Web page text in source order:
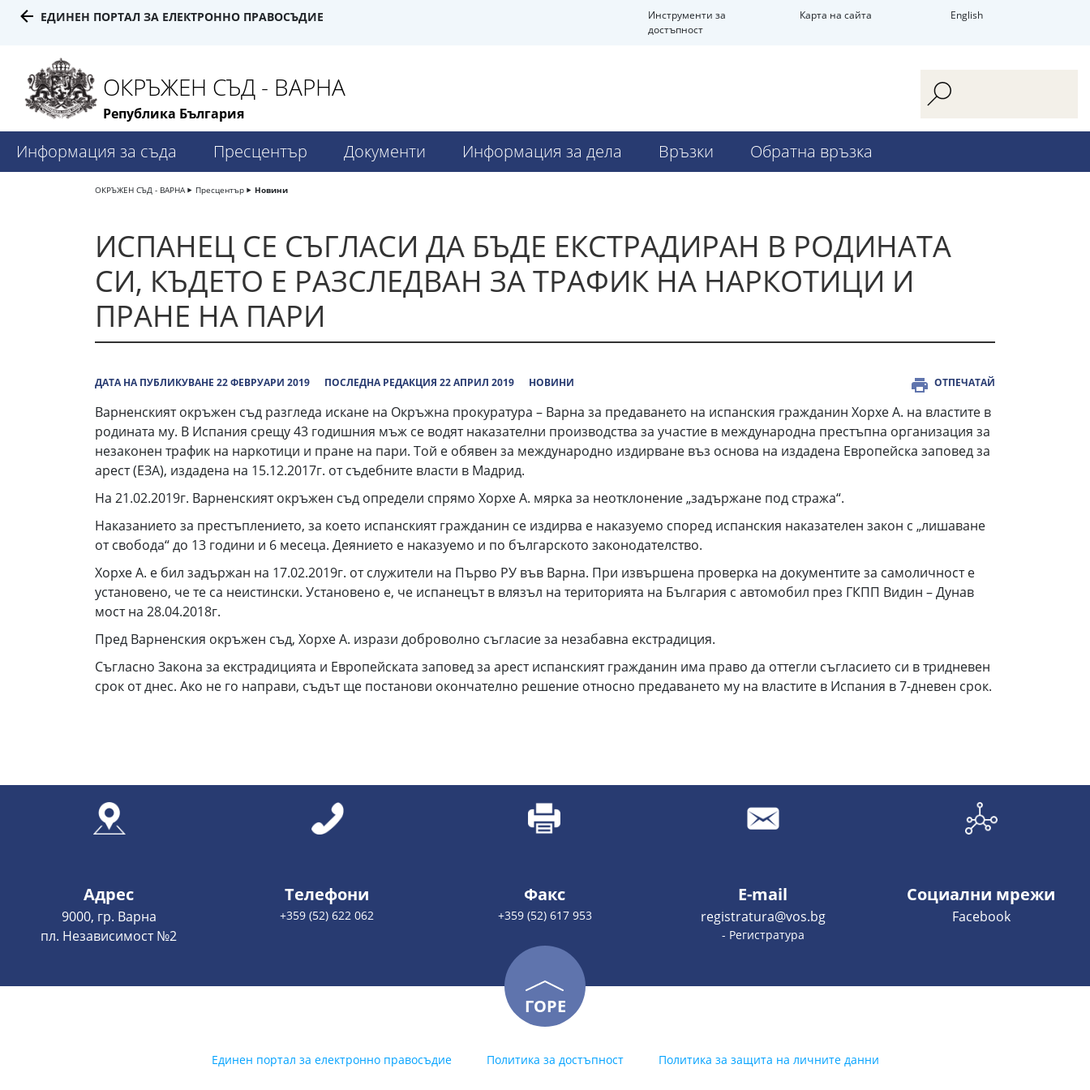
ЕДИНЕН ПОРТАЛ ЗА ЕЛЕКТРОННО ПРАВОСЪДИЕ
Инструменти за
достъпност
Карта на сайта English
ОКРЪЖЕН СЪД - ВАРНА
Република България
Информация за съда Пресцентър Документи Информация за дела Връзки Обратна връзка
ОКРЪЖЕН СЪД - ВАРНА Пресцентър Новини
ИСПАНЕЦ СЕ СЪГЛАСИ ДА БЪДЕ ЕКСТРАДИРАН В РОДИНАТА
СИ, КЪДЕТО Е РАЗСЛЕДВАН ЗА ТРАФИК НА НАРКОТИЦИ И
ПРАНЕ НА ПАРИ
ДАТА НА ПУБЛИКУВАНЕ 22 ФЕВРУАРИ 2019 ПОСЛЕДНА РЕДАКЦИЯ 22 АПРИЛ 2019 НОВИНИ ОТПЕЧАТАЙ
Варненският окръжен съд разгледа искане на Окръжна прокуратура – Варна за предаването на испанския гражданин Хорхе А. на властите в
родината му. В Испания срещу 43 годишния мъж се водят наказателни производства за участие в международна престъпна организация за
незаконен трафик на наркотици и пране на пари. Той е обявен за международно издирване въз основа на издадена Европейска заповед за
арест (EЗА), издадена на 15.12.2017г. от съдебните власти в Мадрид.
На 21.02.2019г. Варненският окръжен съд определи спрямо Хорхе А. мярка за неотклонение „задържане под стража“.
Наказанието за престъплението, за което испанският гражданин се издирва е наказуемо според испанския наказателен закон с „лишаване
от свобода“ до 13 години и 6 месеца. Деянието е наказуемо и по българското законодателство.
Хорхе А. е бил задържан на 17.02.2019г. от служители на Първо РУ във Варна. При извършена проверка на документите за самоличност е
установено, че те са неистински. Установено е, че испанецът в влязъл на територията на България с автомобил през ГКПП Видин – Дунав
мост на 28.04.2018г.
Пред Варненския окръжен съд, Хорхе А. изрази доброволно съгласие за незабавна екстрадиция.
Съгласно Закона за екстрадицията и Европейската заповед за арест испанският гражданин има право да оттегли съгласието си в тридневен
срок от днес. Ако не го направи, съдът ще постанови окончателно решение относно предаването му на властите в Испания в 7-дневен срок.
Адрес
9000, гр. Варна
пл. Независимост №2
Телефони
+359 (52) 622 062
Факс
+359 (52) 617 953
E-mail
registratura@vos.bg
- Регистратура
Социални мрежи
Facebook
ГОРЕ
Единен портал за електронно правосъдие Политика за достъпност Политика за защита на личните данни